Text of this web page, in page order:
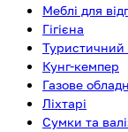
Меблі для
Гігієна
Туристичний
Кунг-кемпер
Газове
Ліхтарі
Сумки та